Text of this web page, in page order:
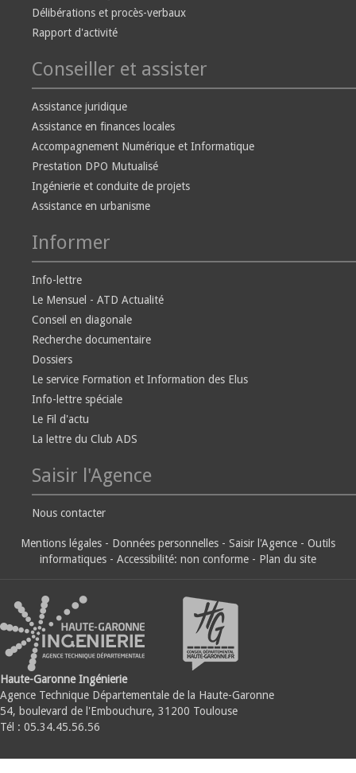
Délibérations et procès-verbaux
Rapport d'activité
Conseiller et assister
Assistance juridique
Assistance en finances locales
Accompagnement Numérique et Informatique
Prestation DPO Mutualisé
Ingénierie et conduite de projets
Assistance en urbanisme
Informer
Info-lettre
Le Mensuel - ATD Actualité
Conseil en diagonale
Recherche documentaire
Dossiers
Le service Formation et Information des Elus
Info-lettre spéciale
Le Fil d'actu
La lettre du Club ADS
Saisir l'Agence
Nous contacter
Mentions légales - Données personnelles - Saisir l'Agence - Outils
informatiques - Accessibilité: non conforme - Plan du site
Haute-Garonne Ingénierie
Agence Technique Départementale de la Haute-Garonne
54, boulevard de l'Embouchure, 31200 Toulouse
Tél : 05.34.45.56.56